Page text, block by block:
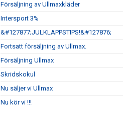
Försäljning av Ullmaxkläder
Intersport 3%
&#127877;JULKLAPPSTIPS!&#127876;
Fortsatt försäljning av Ullmax.
Försäljning Ullmax
Skridskokul
Nu säljer vi Ullmax
Nu kör vi !!!